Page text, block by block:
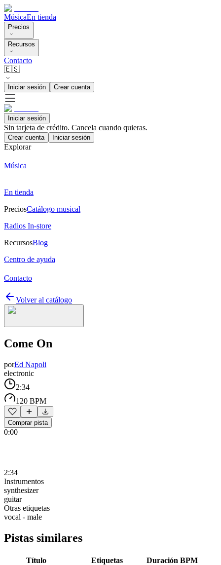
MúsicaEn tienda
Precios
Recursos
Contacto
🇪🇸
Iniciar sesión Crear cuenta
Iniciar sesión
Sin tarjeta de crédito. Cancela cuando quieras.
Crear cuenta Iniciar sesión
Explorar
Música
En tienda
PreciosCatálogo musical
Radios In-store
RecursosBlog
Centro de ayuda
Contacto
Volver al catálogo
Come On
porEd Napoli
electronic
2:34
120 BPM
Comprar pista
0:00
2:34
Instrumentos
synthesizer
guitar
Otras etiquetas
vocal - male
Pistas similares
Título Etiquetas Duración BPM